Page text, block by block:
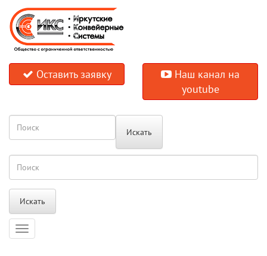
Оставить заявку
Наш канал на
youtube
Искать
Искать
Навигация